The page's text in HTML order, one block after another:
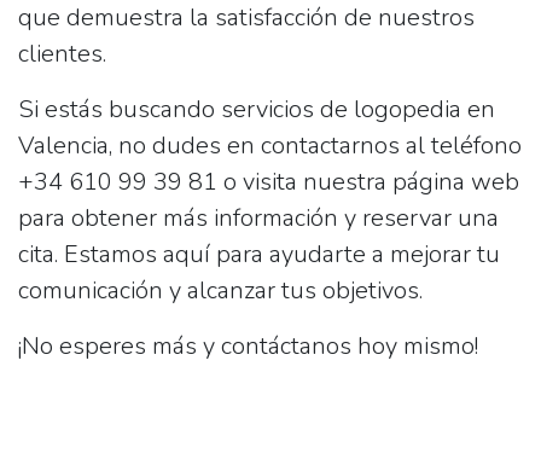
que demuestra la satisfacción de nuestros
clientes.
Si estás buscando servicios de logopedia en
Valencia, no dudes en contactarnos al teléfono
+34 610 99 39 81 o visita nuestra página web
para obtener más información y reservar una
cita. Estamos aquí para ayudarte a mejorar tu
comunicación y alcanzar tus objetivos.
¡No esperes más y contáctanos hoy mismo!